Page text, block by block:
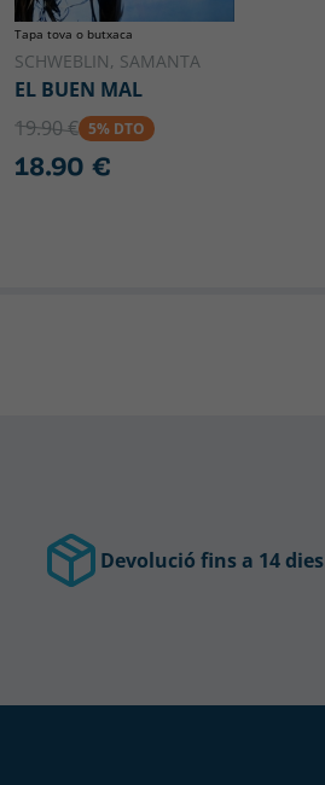
Tapa tova o butxaca
SCHWEBLIN, SAMANTA
EL BUEN MAL
19.90 € 5% DTO
18.90 €
Devolució fins a 14 dies